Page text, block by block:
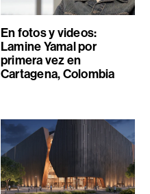
En fotos y videos:
Lamine Yamal por
primera vez en
Cartagena, Colombia